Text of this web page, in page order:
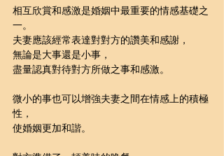
相互欣賞和感激是婚姻中最重要的情感基礎之
一。
夫妻應該經常表達對對方的讚美和感謝，
無論是大事還是小事，
盡量認真對待對方所做之事和感激。
微小的事也可以增強夫妻之間在情感上的積極
性，
使婚姻更加和諧。